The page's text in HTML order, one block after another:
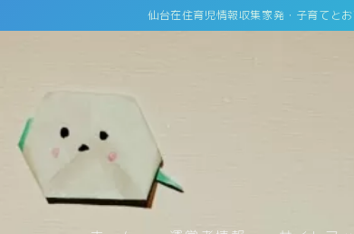
仙台在住育児情報収集家発・子育てとお